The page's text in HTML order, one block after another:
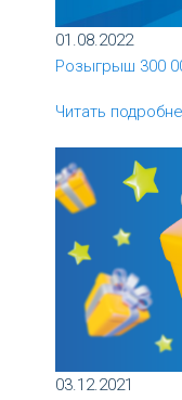
01.08.2022
Розыгрыш 300
Читать
03.12.2021